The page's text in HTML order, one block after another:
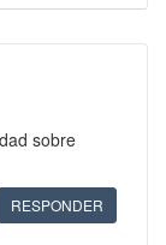
sobre
RESPONDER